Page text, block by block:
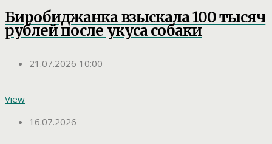
Биробиджанка взыскала 100 тысяч
рублей после укуса собаки
21.07.2026 10:00
View
16.07.2026